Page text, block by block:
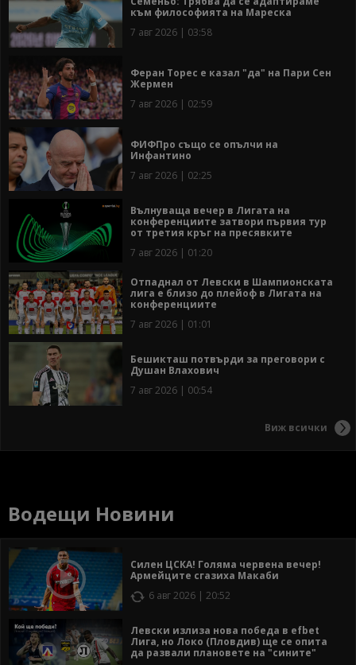
към философията на Мареска
7 авг 2026 | 03:58
Феран Торес е казал "да" на Пари Сен
Жермен
7 авг 2026 | 02:59
ФИФПро също се опълчи на
Инфантино
7 авг 2026 | 02:25
Вълнуваща вечер в Лигата на
конференциите затвори първия тур
от третия кръг на пресявките
7 авг 2026 | 01:20
Отпаднал от Левски в Шампионската
лига е близо до плейоф в Лигата на
конференциите
7 авг 2026 | 01:01
Бешикташ потвърди за преговори с
Душан Влахович
7 авг 2026 | 00:54
Виж всички
Водещи Новини
Силен ЦСКА! Голяма червена вечер!
Армейците сгазиха Макаби
6 авг 2026 | 20:52
Левски излиза нова победа в efbet
Лига, но Локо (Пловдив) ще се опита
да развали плановете на "сините"